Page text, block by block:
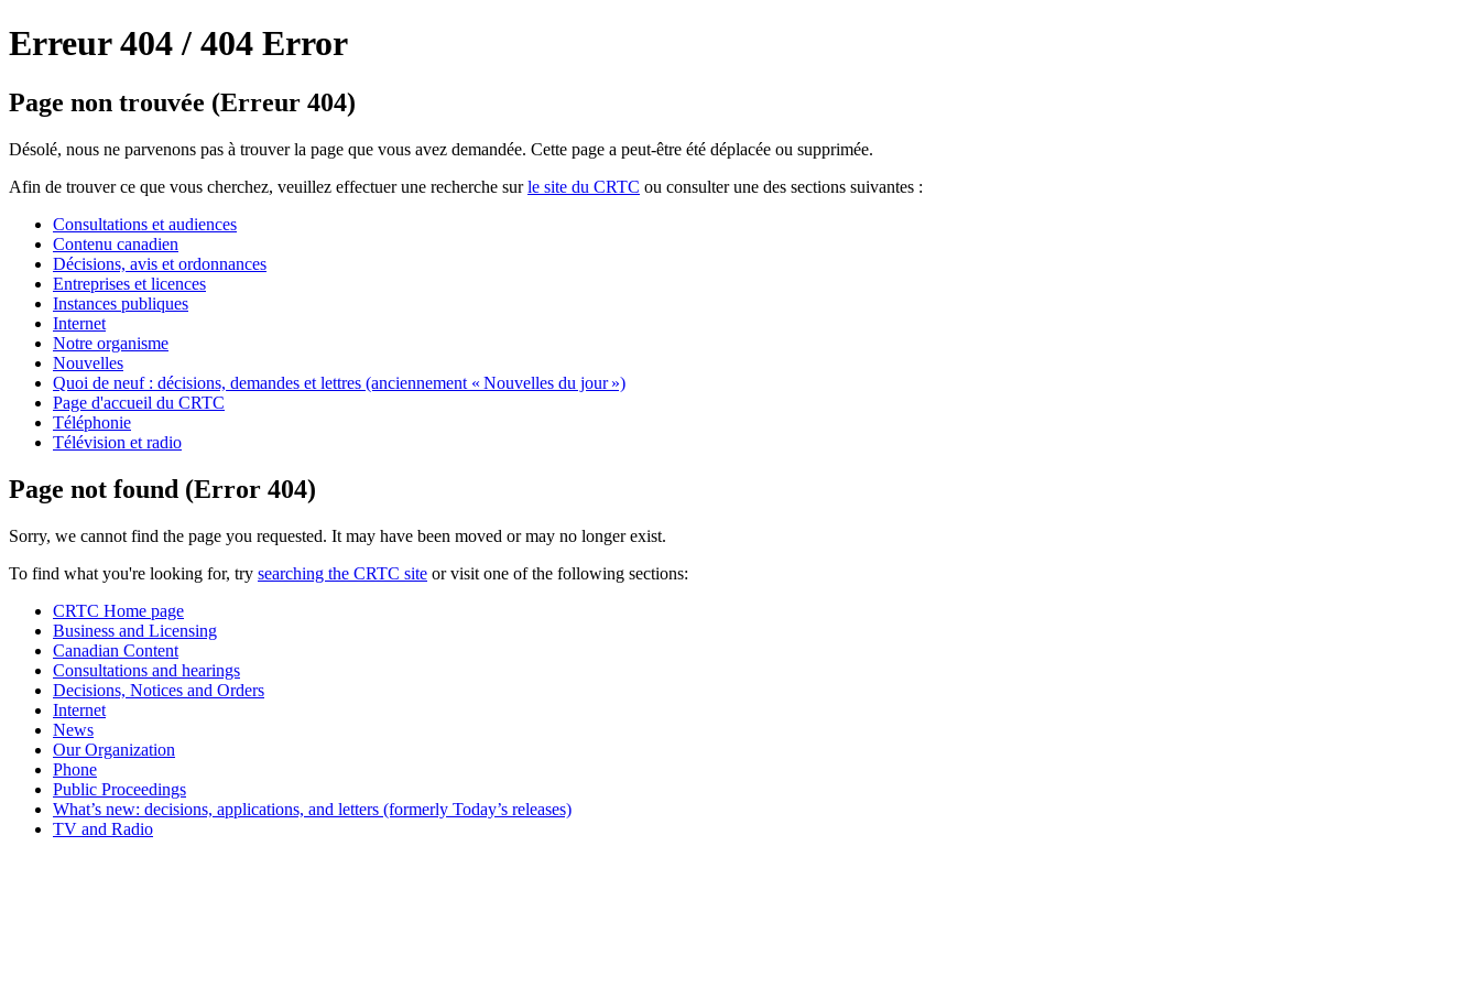
Erreur 404 / 404 Error
Page non trouvée (Erreur 404)
Désolé, nous ne parvenons pas à trouver la page que vous avez demandée. Cette page a peut-être été déplacée ou supprimée.
Afin de trouver ce que vous cherchez, veuillez effectuer une recherche surle site du CRTC ou consulter une des sections suivantes :
Consultations et audiences
Contenu canadien
Décisions, avis et ordonnances
Entreprises et licences
Instances publiques
Internet
Notre organisme
Nouvelles
Quoi de neuf : décisions, demandes et lettres (anciennement « Nouvelles du jour »)
Page d'accueil du CRTC
Téléphonie
Télévision et radio
Page not found (Error 404)
Sorry, we cannot find the page you requested. It may have been moved or may no longer exist.
To find what you're looking for, try searching the CRTC site or visit one of the following sections:
CRTC Home page
Business and Licensing
Canadian Content
Consultations and hearings
Decisions, Notices and Orders
Internet
News
Our Organization
Phone
Public Proceedings
What’s new: decisions, applications, and letters (formerly Today’s releases)
TV and Radio